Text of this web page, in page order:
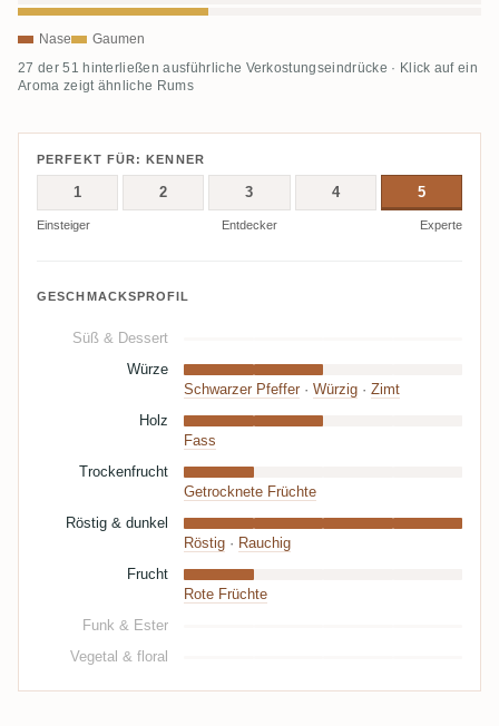
Nase Gaumen
27 der 51 hinterließen ausführliche Verkostungseindrücke · Klick auf ein
Aroma zeigt ähnliche Rums
PERFEKT FÜR: KENNER
1 2 3 4 5
Einsteiger Entdecker Experte
GESCHMACKSPROFIL
Süß & Dessert
Würze
Schwarzer Pfeffer · Würzig · Zimt
Holz
Fass
Trockenfrucht
Getrocknete Früchte
Röstig & dunkel
Röstig · Rauchig
Frucht
Rote Früchte
Funk & Ester
Vegetal & floral